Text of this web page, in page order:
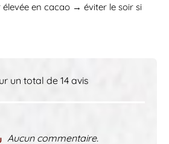
en cacao → éviter le soir si
un total de 14 avis
Aucun commentaire.